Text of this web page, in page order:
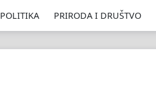
POLITIKA PRIRODA I DRUŠTVO